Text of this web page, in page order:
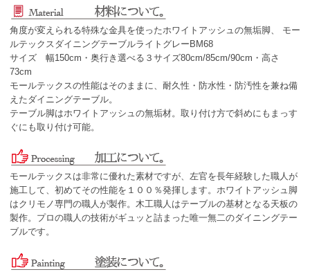
角度が変えられる特殊な金具を使ったホワイトアッシュの無垢脚、 モー
ルテックスダイニングテーブルライトグレーBM68
サイズ 幅150cm・奥行き選べる３サイズ80cm/85cm/90cm・高さ
73cm
モールテックスの性能はそのままに、耐久性・防水性・防汚性を兼ね備
えたダイニングテーブル。
テーブル脚はホワイトアッシュの無垢材。取り付け方で斜めにもまっす
ぐにも取り付け可能。
モールテックスは非常に優れた素材ですが、左官を長年経験した職人が
施工して、初めてその性能を１００％発揮します。ホワイトアッシュ脚
はクリモノ専門の職人が製作。木工職人はテーブルの基材となる天板の
製作。プロの職人の技術がギュッと詰まった唯一無二のダイニングテー
ブルです。